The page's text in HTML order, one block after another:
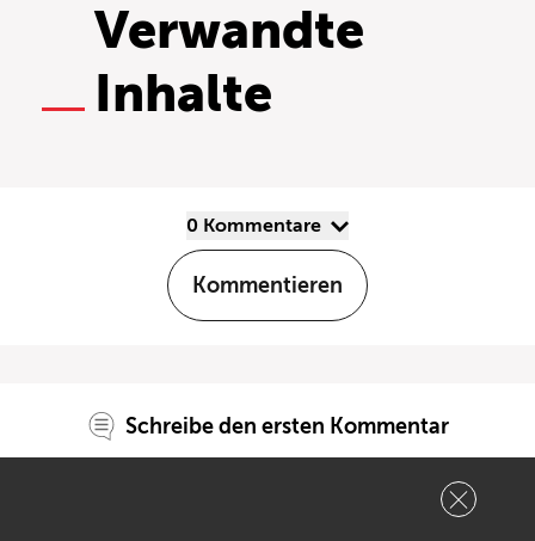
Verwandte
Inhalte
0 Kommentare
Kommentieren
Schreibe den ersten Kommentar
Deine E-Mail-Adresse wird nicht veröffentlicht.